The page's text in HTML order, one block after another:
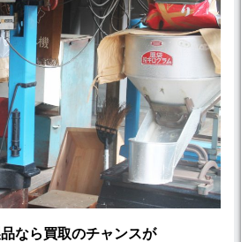
なら買取のチャンスが